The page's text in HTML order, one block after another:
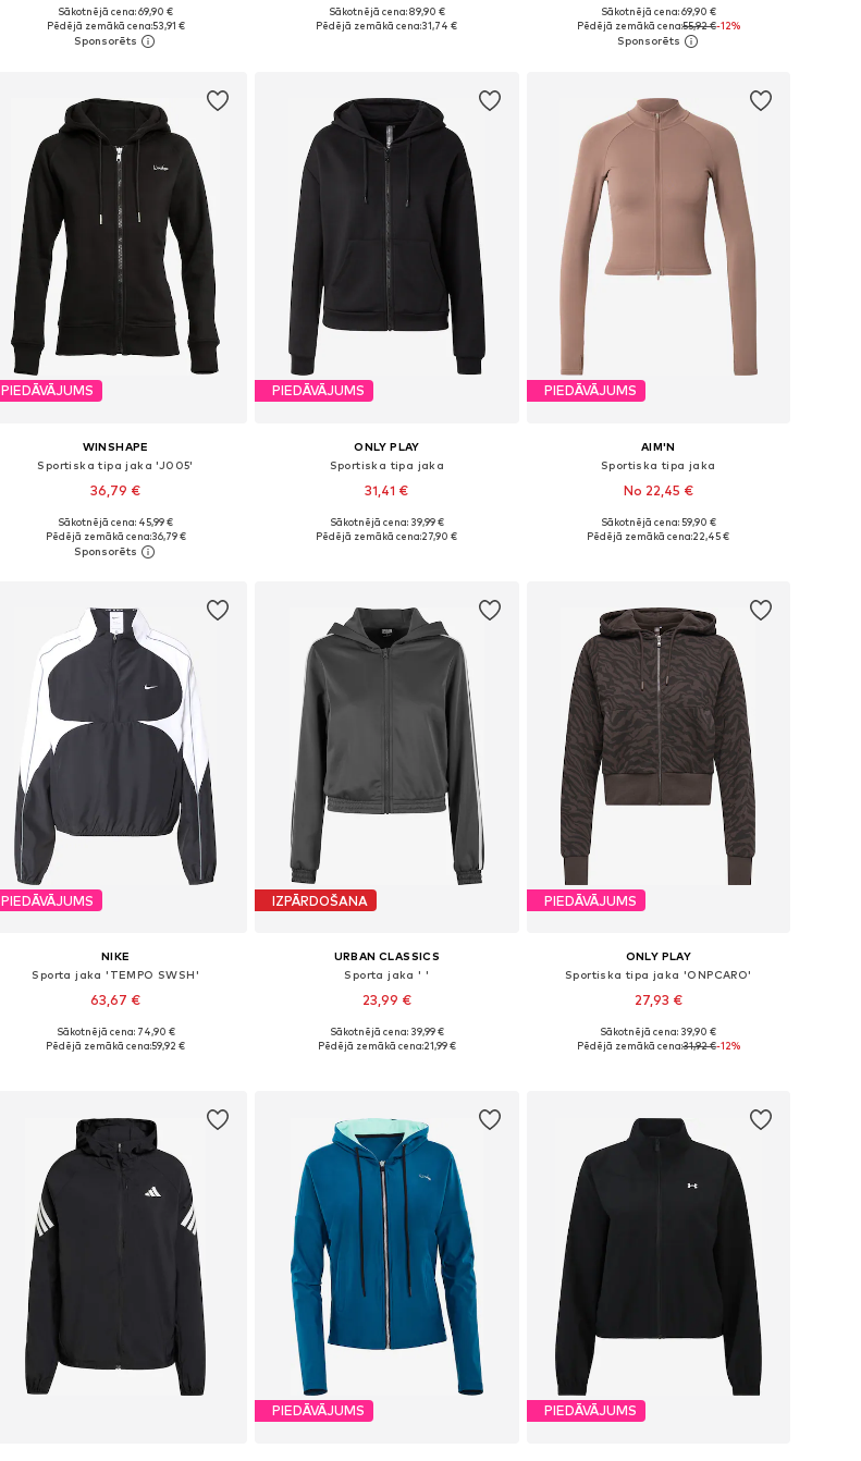
Pieejamie izmēri: S, M, L, XL
Pievienot grozam
Sākotnējā cena: 69,90 €
Pēdējā zemākā cena:53,91 €
Pieejamie izmēri: XS, S, M, L, XL
Sākotnējā cena: 89,90 €
Pēdējā zemākā cena:31,74 €
Pievienot grozam
Sākotnējā cena: 69,90 €
Pēdējā zemākā cena:55,92 €-12%
PIEDĀVĀJUMS
WINSHAPE
Sportiska tipa jaka 'J005'
36,79 €
Pieejamie izmēri: XS, S, M, L, XL, XXL
Pievienot grozam
Sākotnējā cena: 45,99 €
Pēdējā zemākā cena:36,79 €
PIEDĀVĀJUMS
ONLY PLAY
Sportiska tipa jaka
31,41 €
Pieejamie izmēri: XS, S, M, L, XL
Sākotnējā cena: 39,99 €
Pēdējā zemākā cena:27,90 €
PIEDĀVĀJUMS
AIM'N
Sportiska tipa jaka
No 22,45 €
Pieejamie izmēri: XS, XS-S, S, M
Sākotnējā cena: 59,90 €
Pēdējā zemākā cena:22,45 €
PIEDĀVĀJUMS
NIKE
Sporta jaka 'TEMPO SWSH'
63,67 €
Pieejamie izmēri: XS, S, M, L, XL
Sākotnējā cena: 74,90 €
Pēdējā zemākā cena:59,92 €
IZPĀRDOŠANA
URBAN CLASSICS
Sporta jaka ' '
23,99 €
Pieejamie izmēri: XS, S, M, L
Sākotnējā cena: 39,99 €
Pēdējā zemākā cena:21,99 €
PIEDĀVĀJUMS
ONLY PLAY
Sportiska tipa jaka 'ONPCARO'
27,93 €
Pieejamie izmēri: XS, S, M, L, XL
Sākotnējā cena: 39,90 €
Pēdējā zemākā cena:31,92 €-12%
PIEDĀVĀJUMS PIEDĀVĀJUMS